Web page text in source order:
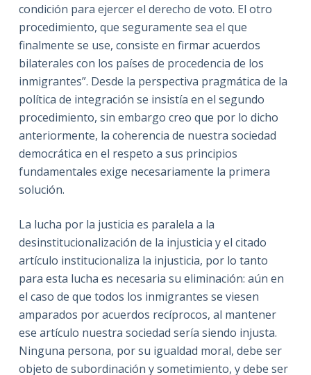
condición para ejercer el derecho de voto. El otro
procedimiento, que seguramente sea el que
finalmente se use, consiste en firmar acuerdos
bilaterales con los países de procedencia de los
inmigrantes”. Desde la perspectiva pragmática de la
política de integración se insistía en el segundo
procedimiento, sin embargo creo que por lo dicho
anteriormente, la coherencia de nuestra sociedad
democrática en el respeto a sus principios
fundamentales exige necesariamente la primera
solución.
La lucha por la justicia es paralela a la
desinstitucionalización de la injusticia y el citado
artículo institucionaliza la injusticia, por lo tanto
para esta lucha es necesaria su eliminación: aún en
el caso de que todos los inmigrantes se viesen
amparados por acuerdos recíprocos, al mantener
ese artículo nuestra sociedad sería siendo injusta.
Ninguna persona, por su igualdad moral, debe ser
objeto de subordinación y sometimiento, y debe ser